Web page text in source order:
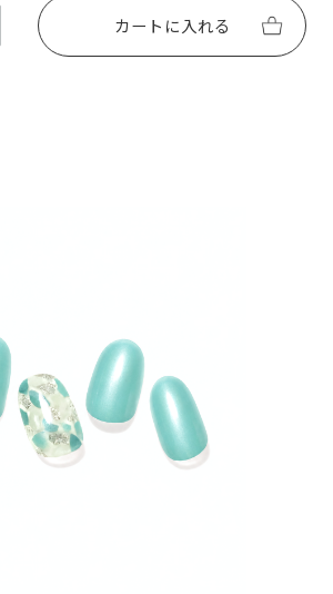
カートに入れる